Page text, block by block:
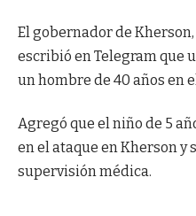
El gobernador de
escribió en Telegram que
un hombre de 40 años en
Agregó que el niño de 5
en el ataque en Kherson y
supervisión médica.